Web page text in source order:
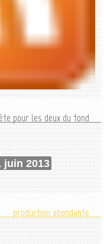
pour les deux du fond
juin 2013
production abondante